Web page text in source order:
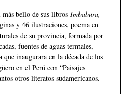
bello de sus libros Imbabura,
y 46 ilustraciones, poema en
de su provincia, formada por
fuentes de aguas termales,
inaugurara en la década de los
en el Perú con “Paisajes
otros literatos sudamericanos.